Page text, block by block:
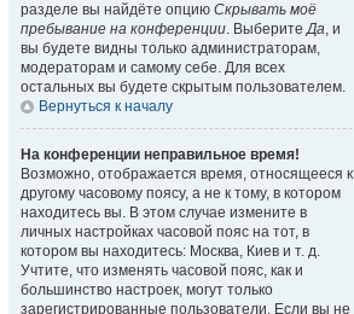
разделе вы найдёте опцию Скрывать моё
пребывание на конференции. ВыберитеДа, и
вы будете видны только администраторам,
модераторам и самому себе. Для всех
остальных вы будете скрытым пользователем.
Вернуться к началу
На конференции неправильное время!
Возможно, отображается время, относящееся к
другому часовому поясу, а не к тому, в котором
находитесь вы. В этом случае измените в
личных настройках часовой пояс на тот, в
котором вы находитесь: Москва, Киев и т. д.
Учтите, что изменять часовой пояс, как и
большинство настроек, могут только
зарегистрированные пользователи. Если вы не